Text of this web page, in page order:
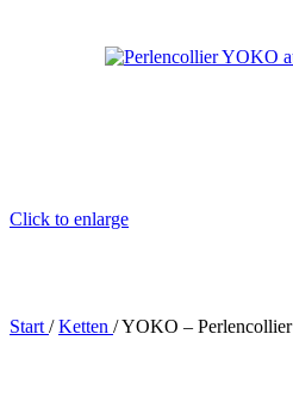
Click to enlarge
Start / Ketten /YOKO – Perlencollier